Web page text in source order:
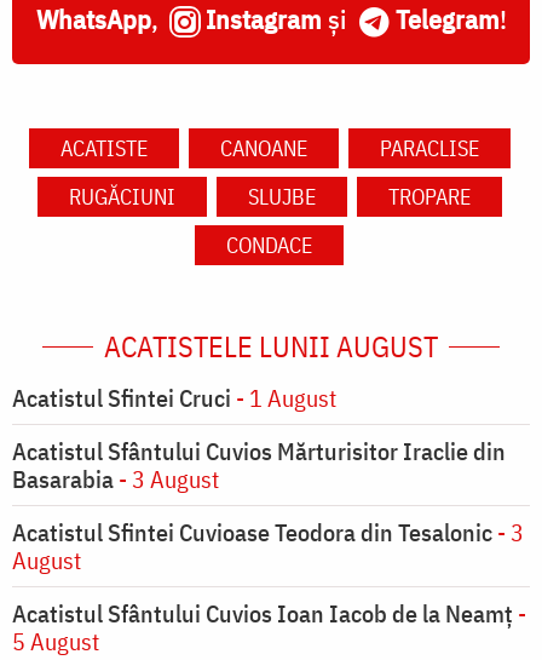
WhatsApp, Instagram și Telegram!
ACATISTE CANOANE
PARACLISE
RUGĂCIUNI
SLUJBE
TROPARE
CONDACE
ACATISTELE LUNII AUGUST
Acatistul Sfintei Cruci - 1 August
Acatistul Sfântului Cuvios Mărturisitor Iraclie din
Basarabia- 3 August
Acatistul Sfintei Cuvioase Teodora din Tesalonic- 3
August
Acatistul Sfântului Cuvios Ioan Iacob de la Neamț -
5 August